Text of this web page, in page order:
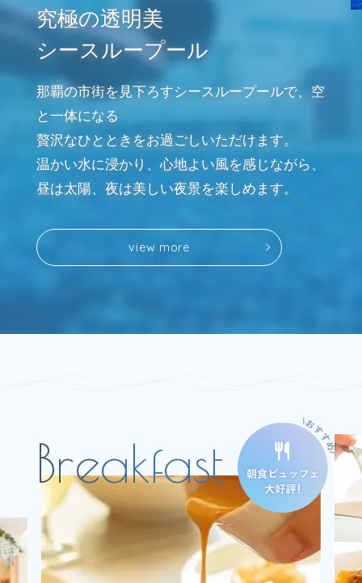
究極の透明美
シースループール
那覇の市街を見下ろすシースループールで、空
と一体になる
贅沢なひとときをお過ごしいただけます。
温かい水に浸かり、心地よい風を感じながら、
昼は太陽、夜は美しい夜景を楽しめます。
view more